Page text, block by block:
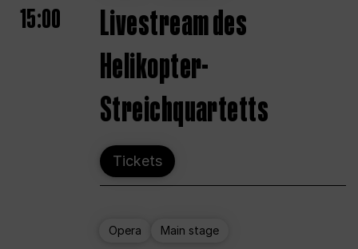
15:00
Livestream des
Helikopter-
Streichquartetts
Tickets
Opera Main stage